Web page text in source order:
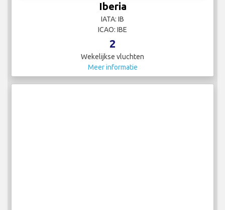
Iberia
IATA: IB
ICAO: IBE
2
Wekelijkse vluchten
Meer informatie